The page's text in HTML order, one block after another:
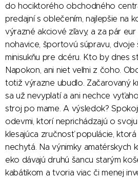
do hociktorého obchodného
predajní s oblečením, najlepšie na
výrazné akciové zľavy, a za pár eur
nohavice, športovú súpravu, dvoje
minisukňu pre dcéru. Kto by dnes
Napokon, ani niet veľmi z čoho.
totiž výrazne ubudlo. Začarovaný
sa už nevyplatí a ani nechce
stroj po mame. A výsledok?
odevmi, ktorí neprichádzajú o
klesajúca zručnosť populácie, ktorá
nechytá. Na výnimky amatérskych
eko dávajú druhú šancu starým
kabátikom a tvoria viac či menej